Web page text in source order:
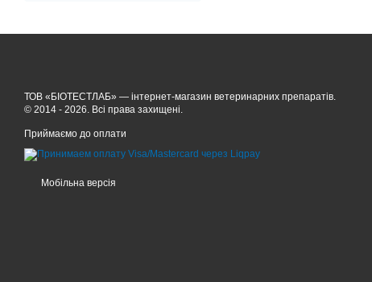
ТОВ «БІОТЕСТЛАБ» — інтернет-магазин ветеринарних препаратів.
© 2014 - 2026. Всі права захищені.
Приймаємо до оплати
Мобільна версія